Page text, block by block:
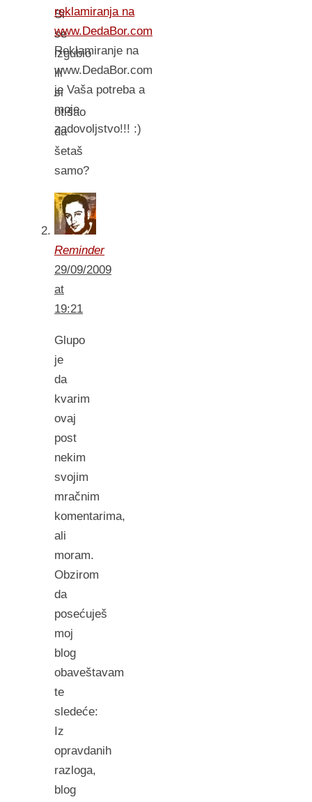
Si
se
izgubio
ili
si
otišao
da
šetaš
samo?
Reminder
29/09/2009
at
19:21
Glupo
je
da
kvarim
ovaj
post
nekim
svojim
mračnim
komentarima,
ali
moram.
Obzirom
da
posećuješ
moj
blog
obaveštavam
te
sledeće:
Iz
opravdanih
razloga,
blog
reklamiranja na
www.DedaBor.com
Reklamiranje na
www.DedaBor.com
je Vaša potreba a
moje
zadovoljstvo!!! :)